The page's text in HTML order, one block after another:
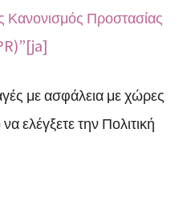
Προστασίας
με ασφάλεια με χώρες
ελέγξετε την Πολιτική